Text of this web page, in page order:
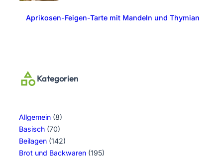
Aprikosen-Feigen-Tarte mit Mandeln und Thymian
Kategorien
Allgemein (8)
Basisch (70)
Beilagen (142)
Brot und Backwaren (195)